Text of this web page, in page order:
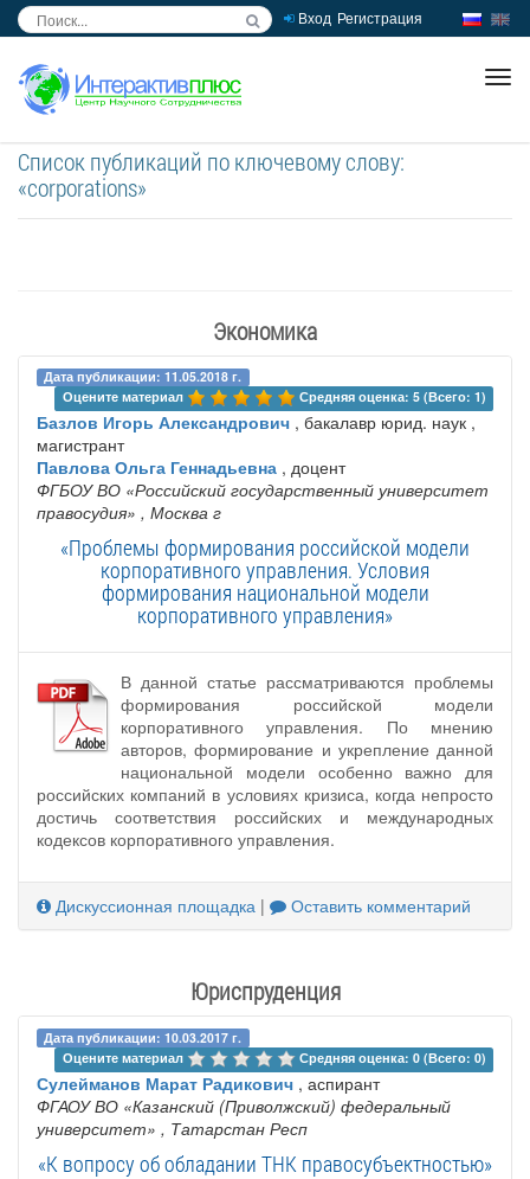
Вход Регистрация
Список публикаций по ключевому слову:
«corporations»
Экономика
Дата публикации: 11.05.2018 г.
Оцените материал
Средняя оценка: 5 (Всего: 1)
Базлов Игорь Александрович , бакалавр юрид. наук ,
магистрант
Павлова Ольга Геннадьевна , доцент
ФГБОУ ВО «Российский государственный университет
правосудия» , Москва г
«Проблемы формирования российской модели
корпоративного управления. Условия
формирования национальной модели
корпоративного управления»
В данной статье рассматриваются проблемы
формирования российской модели
корпоративного управления. По мнению
авторов, формирование и укрепление данной
национальной модели особенно важно для
российских компаний в условиях кризиса, когда непросто
достичь соответствия российских и международных
кодексов корпоративного управления.
Дискуссионная площадка | Оставить комментарий
Юриспруденция
Дата публикации: 10.03.2017 г.
Оцените материал
Средняя оценка: 0 (Всего: 0)
Сулейманов Марат Радикович , аспирант
ФГАОУ ВО «Казанский (Приволжский) федеральный
университет» , Татарстан Респ
«К вопросу об обладании ТНК правосубъектностью»